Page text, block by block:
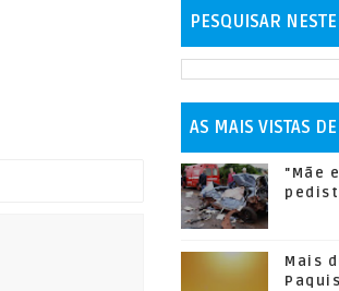
PESQUISAR
AS MAIS VISTAS
"Mãe
Mais